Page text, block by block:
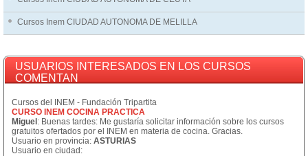
Cursos Inem CIUDAD AUTONOMA DE MELILLA
USUARIOS INTERESADOS EN LOS CURSOS
COMENTAN
Cursos del INEM - Fundación Tripartita
CURSO INEM COCINA PRACTICA
Miguel : Buenas tardes: Me gustaría solicitar información sobre los cursos
gratuitos ofertados por el INEM en materia de cocina. Gracias.
Usuario en provincia: ASTURIAS
Usuario en ciudad: